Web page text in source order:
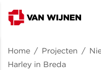
Home / Projecten /
Harley in Breda